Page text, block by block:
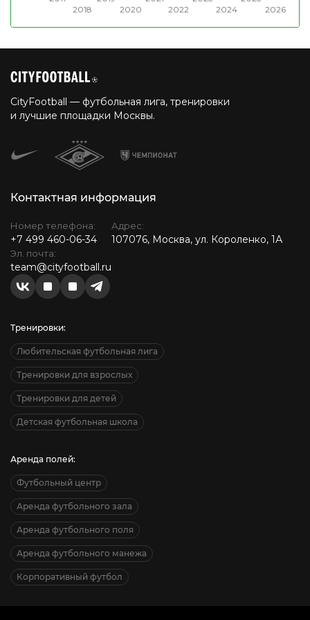
2018
2020
2022
2024
2026
CityFootball — футбольная лига, тренировки
и лучшие площадки Москвы.
Контактная информация
Номер телефона:
+7 499 460-06-34
Эл. почта:
team@cityfootball.ru
Адрес:
107076, Москва, ул. Короленко, 1А
Тренировки:
Любительская футбольная лига
Тренировки для взрослых
Тренировки для детей
Детская футбольная школа
Аренда полей:
Футбольный центр
Аренда футбольного зала
Аренда футбольного поля
Аренда футбольного манежа
Корпоративный футбол